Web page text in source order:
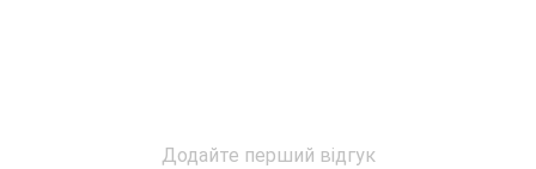
Додайте перший відгук